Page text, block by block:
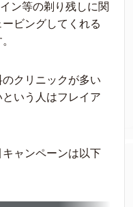
ン等の剃り残しに関
ビングしてくれる
クリニックが多い
いう人はフレイア
ャンペーンは以下